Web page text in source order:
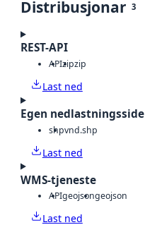
Distribusjonar 3
REST-API
APIzipzip
Last ned
Egen nedlastningsside
shpvnd.shp
Last ned
WMS-tjeneste
APIgeojsongeojson
Last ned